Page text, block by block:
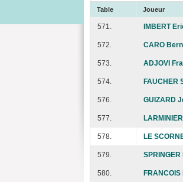
Table Joueur
571. IMBERT
572. CARO
573. ADJOVI
574. FAUCHER
576. GUIZARD
577.
578. LE
579.
580.